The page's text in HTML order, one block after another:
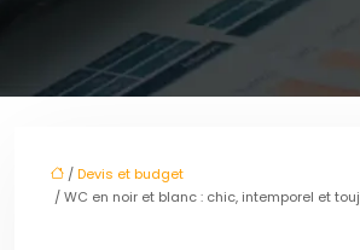
/Devis et budget
/ WC en noir et blanc : chic, intemporel et